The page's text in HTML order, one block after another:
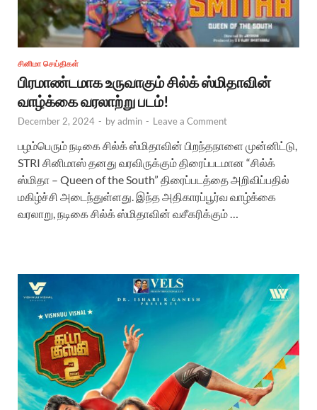
சினிமா செய்திகள்
பிரமாண்டமாக உருவாகும் சில்க் ஸ்மிதாவின்
வாழ்க்கை வரலாற்று படம்!
December 2, 2024 - byadmin - Leave a Comment
பழம்பெரும் நடிகை சில்க் ஸ்மிதாவின் பிறந்தநாளை முன்னிட்டு,
STRI சினிமாஸ் தனது வரவிருக்கும் திரைப்படமான “சில்க்
ஸ்மிதா – Queen of the South” திரைப்படத்தை அறிவிப்பதில்
மகிழ்ச்சி அடைந்துள்ளது. இந்த அதிகாரப்பூர்வ வாழ்க்கை
வரலாறு, நடிகை சில்க் ஸ்மிதாவின் வசீகரிக்கும் …